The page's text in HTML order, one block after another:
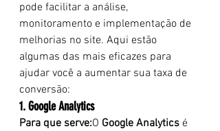
pode facilitar a análise,
monitoramento e implementação de
melhorias no site. Aqui estão
algumas das mais eficazes para
ajudar você a aumentar sua taxa de
conversão:
1. Google Analytics
Para que serve:O Google Analytics é